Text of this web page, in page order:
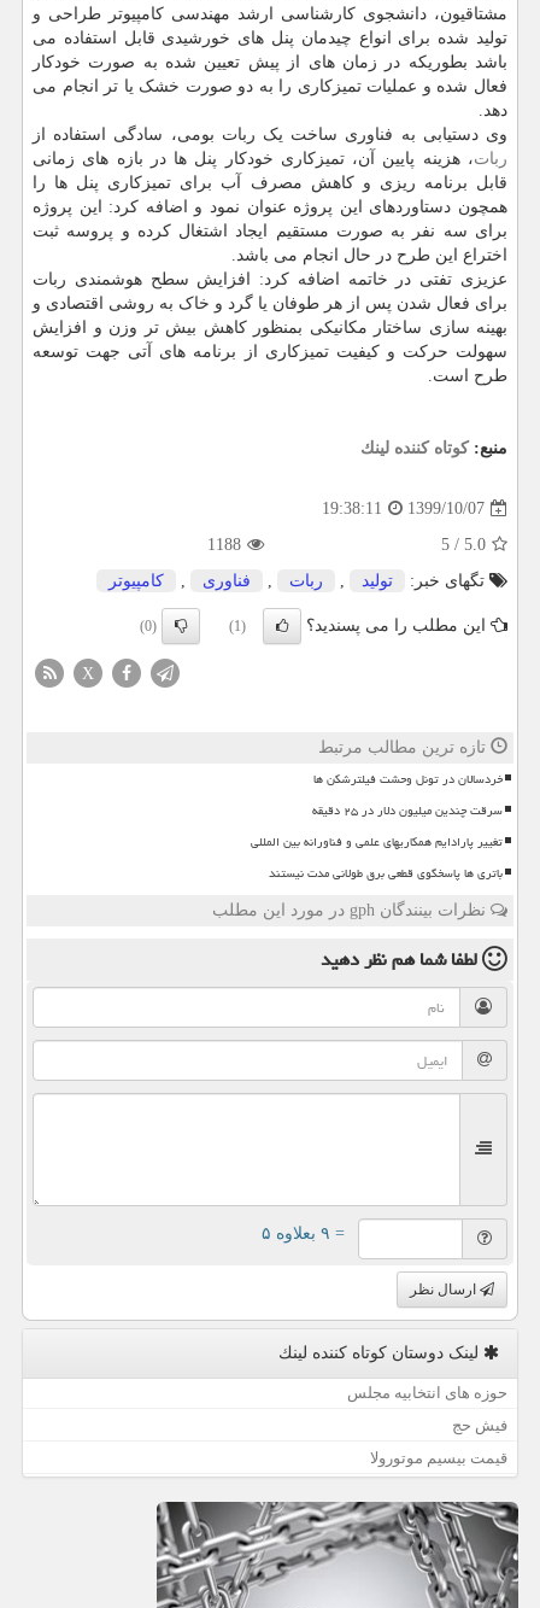
مشتاقیون، دانشجوی کارشناسی ارشد مهندسی کامپیوتر طراحی و
تولید شده برای انواع چیدمان پنل های خورشیدی قابل استفاده می
باشد بطوریکه در زمان های از پیش تعیین شده به صورت خودکار
فعال شده و عملیات تمیزکاری را به دو صورت خشک یا تر انجام می
دهد.
وی دستیابی به فناوری ساخت یک ربات بومی، سادگی استفاده از
ربات، هزینه پایین آن، تمیزکاری خودکار پنل ها در بازه های زمانی
قابل برنامه ریزی و کاهش مصرف آب برای تمیزکاری پنل ها را
همچون دستاوردهای این پروژه عنوان نمود و اضافه کرد: این پروژه
برای سه نفر به صورت مستقیم ایجاد اشتغال کرده و پروسه ثبت
اختراع این طرح در حال انجام می باشد.
عزیزی تفتی در خاتمه اضافه کرد: افزایش سطح هوشمندی ربات
برای فعال شدن پس از هر طوفان یا گرد و خاک به روشی اقتصادی و
بهینه سازی ساختار مکانیکی بمنظور کاهش بیش تر وزن و افزایش
سهولت حرکت و کیفیت تمیزکاری از برنامه های آتی جهت توسعه
طرح است.
منبع:كوتاه كننده لینك
1399/10/07
19:38:11
5.0
/
5
1188
تگهای خبر:
تولید , ربات , فناوری , كامپیوتر
این مطلب را می پسندید؟ (1)
(0)
X
تازه ترین مطالب مرتبط
خردسالان در تونل وحشت فیلترشکن ها
سرقت چندین میلیون دلار در ۲۵ دقیقه
تغییر پارادایم همکاریهای علمی و فناورانه بین المللی
باتری ها پاسخگوی قطعی برق طولانی مدت نیستند
نظرات بینندگان gph در مورد این مطلب
لطفا شما همنظر دهید
= ۹ بعلاوه ۵
ارسال نظر
لینک دوستان كوتاه كننده لینك
حوزه های انتخابیه مجلس
فیش حج
قیمت بیسیم موتورولا